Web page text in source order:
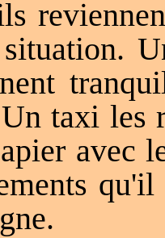
taxi les
avec